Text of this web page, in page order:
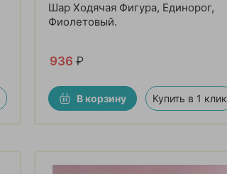
Шар Ходячая Фигура, Единорог,
Фиолетовый.
936 ₽
В корзину Купить в 1 клик